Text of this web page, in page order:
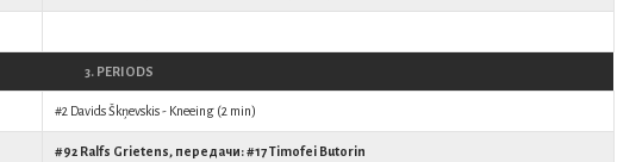
3. PERIODS
#2 Davids Škņevskis- Kneeing (2 min)
#92 Ralfs Grietens, передачи: #17Timofei Butorin